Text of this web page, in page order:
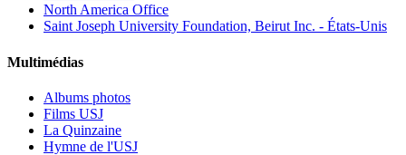
North America Office
Saint Joseph University Foundation, Beirut Inc. - États-Unis
Multimédias
Albums photos
Films USJ
La Quinzaine
Hymne de l'USJ